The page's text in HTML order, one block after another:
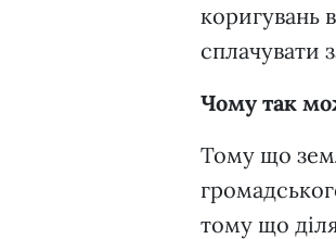
коригувань
сплачувати
Чому так
Тому що
тому що